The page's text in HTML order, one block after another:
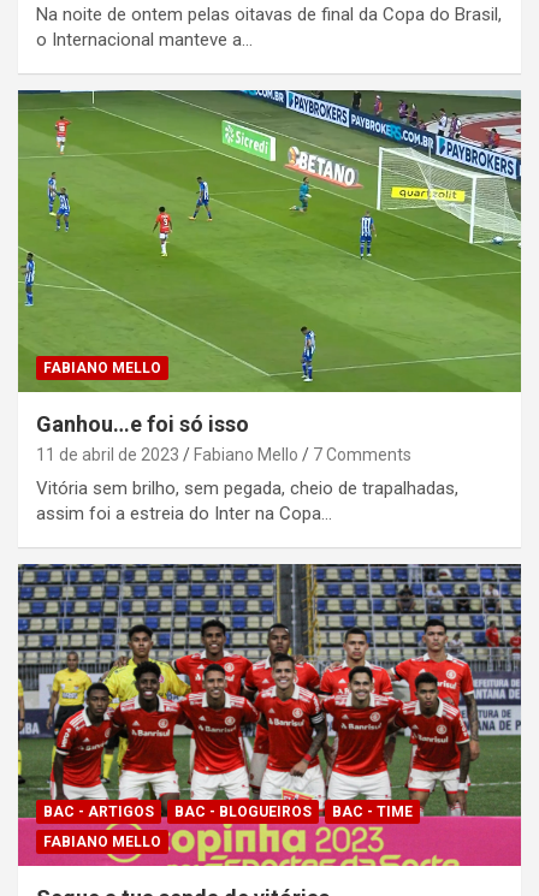
Na noite de ontem pelas oitavas de final da Copa do Brasil,
o Internacional manteve a…
FABIANO MELLO
Ganhou…e foi só isso
11 de abril de 2023 Fabiano Mello 7 Comments
Vitória sem brilho, sem pegada, cheio de trapalhadas,
assim foi a estreia do Inter na Copa…
BAC - ARTIGOS BAC - BLOGUEIROS
BAC - TIME
FABIANO MELLO